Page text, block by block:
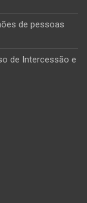
de pessoas
de Intercessão e